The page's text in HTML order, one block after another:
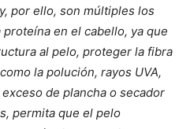
y, por ello, son múltiples los
en el cabello, ya que
al pelo, proteger la fibra
la polución, rayos UVA,
de plancha o secador
permita que el pelo